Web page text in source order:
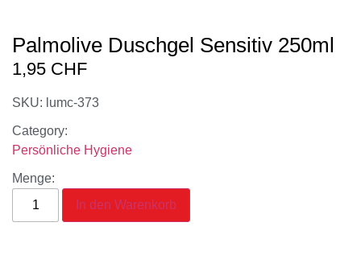
Palmolive Duschgel Sensitiv 250ml
1,95 CHF
SKU: lumc-373
Category:
Persönliche Hygiene
Menge:
In den Warenkorb